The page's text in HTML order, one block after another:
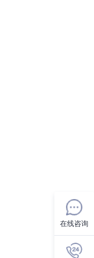
在线咨询